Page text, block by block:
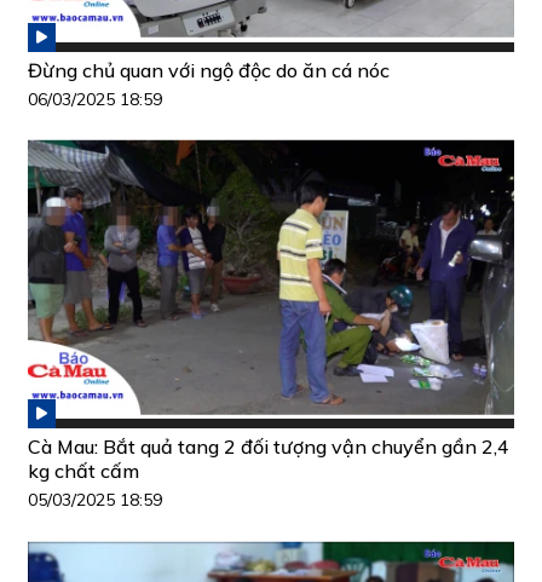
Đừng chủ quan với ngộ độc do ăn cá nóc
06/03/2025 18:59
Cà Mau: Bắt quả tang 2 đối tượng vận chuyển gần 2,4
kg chất cấm
05/03/2025 18:59